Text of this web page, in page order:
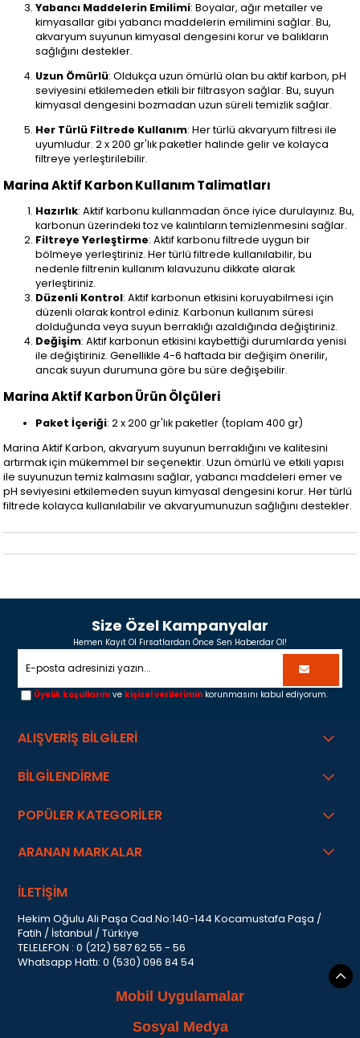
Yabancı Maddelerin Emilimi: Boyalar, ağır metaller ve
kimyasallar gibi yabancı maddelerin emilimini sağlar. Bu,
akvaryum suyunun kimyasal dengesini korur ve balıkların
sağlığını destekler.
Uzun Ömürlü: Oldukça uzun ömürlü olan bu aktif karbon, pH
seviyesini etkilemeden etkili bir filtrasyon sağlar. Bu, suyun
kimyasal dengesini bozmadan uzun süreli temizlik sağlar.
Her Türlü Filtrede Kullanım: Her türlü akvaryum filtresi ile
uyumludur. 2 x 200 gr'lık paketler halinde gelir ve kolayca
filtreye yerleştirilebilir.
Marina Aktif Karbon Kullanım Talimatları
Hazırlık: Aktif karbonu kullanmadan önce iyice durulayınız. Bu,
karbonun üzerindeki toz ve kalıntıların temizlenmesini sağlar.
Filtreye Yerleştirme: Aktif karbonu filtrede uygun bir
bölmeye yerleştiriniz. Her türlü filtrede kullanılabilir, bu
nedenle filtrenin kullanım kılavuzunu dikkate alarak
yerleştiriniz.
Düzenli Kontrol: Aktif karbonun etkisini koruyabilmesi için
düzenli olarak kontrol ediniz. Karbonun kullanım süresi
dolduğunda veya suyun berraklığı azaldığında değiştiriniz.
Değişim: Aktif karbonun etkisini kaybettiği durumlarda yenisi
ile değiştiriniz. Genellikle 4-6 haftada bir değişim önerilir,
ancak suyun durumuna göre bu süre değişebilir.
Marina Aktif Karbon Ürün Ölçüleri
Paket İçeriği: 2 x 200 gr'lık paketler (toplam 400 gr)
Marina Aktif Karbon, akvaryum suyunun berraklığını ve kalitesini
artırmak için mükemmel bir seçenektir. Uzun ömürlü ve etkili yapısı
ile suyunuzun temiz kalmasını sağlar, yabancı maddeleri emer ve
pH seviyesini etkilemeden suyun kimyasal dengesini korur. Her türlü
filtrede kolayca kullanılabilir ve akvaryumunuzun sağlığını destekler.
Size Özel Kampanyalar
Hemen Kayıt Ol Fırsatlardan Önce Sen Haberdar Ol!
Üyelik koşullarını ve kişisel verilerimin korunmasını kabul ediyorum.
ALIŞVERİŞ BİLGİLERİ
BİLGİLENDİRME
POPÜLER KATEGORİLER
ARANAN MARKALAR
İLETİŞİM
Hekim Oğulu Ali Paşa Cad.No:140-144 Kocamustafa Paşa /
Fatih / İstanbul / Türkiye
TELELEFON : 0 (212) 587 62 55 - 56
Whatsapp Hattı: 0 (530) 096 84 54
Mobil Uygulamalar
Sosyal Medya